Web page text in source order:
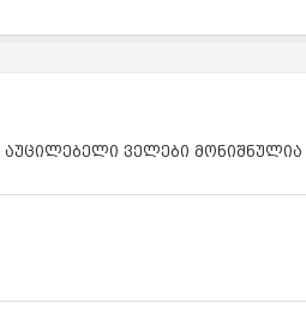
აუცილებელი ველები მონიშნულია